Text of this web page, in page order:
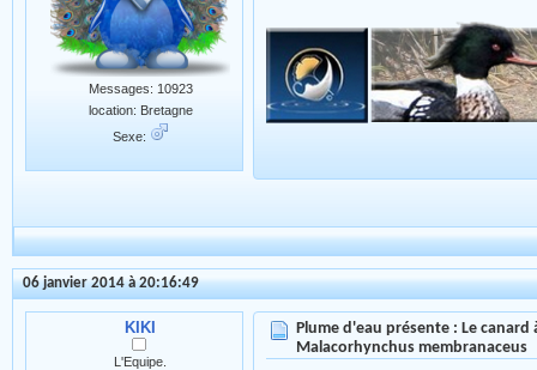
Messages: 10923
location: Bretagne
Sexe:
06 janvier 2014 à 20:16:49
KIKI
L'Equipe.
Plume d'eau présente : Le canard
Malacorhynchus membranaceus